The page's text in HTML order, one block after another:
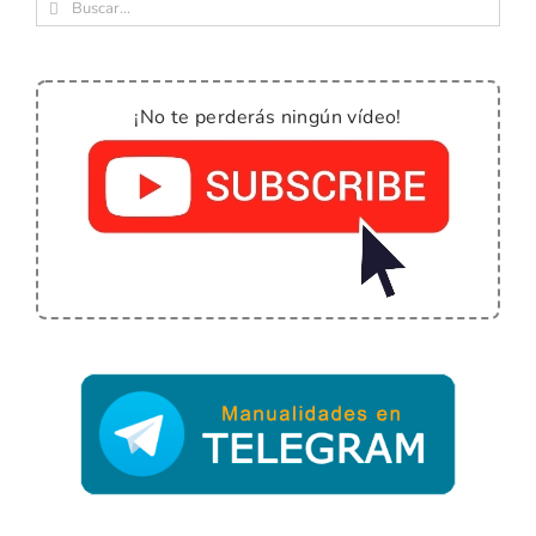
Buscar:
¡No te perderás ningún vídeo!